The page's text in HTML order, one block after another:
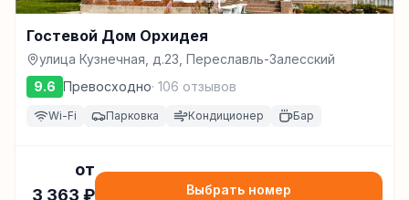
Гостевой Дом Орхидея
улица Кузнечная, д.23, Переславль-Залесский
9.6 Превосходно· 106 отзывов
Wi-Fi Парковка Кондиционер Бар
от
3 363 ₽ Выбрать номер